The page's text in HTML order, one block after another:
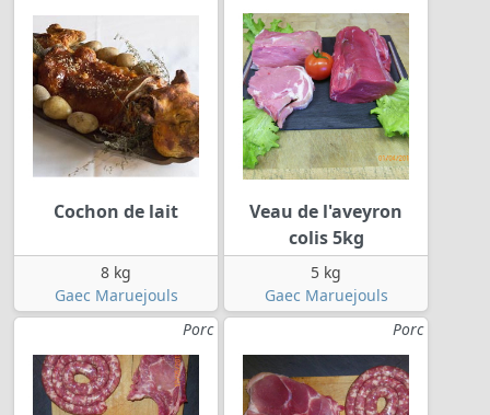
Cochon de lait
8 kg
Gaec Maruejouls
Veau de l'aveyron
colis 5kg
5 kg
Gaec Maruejouls
Porc
Porc